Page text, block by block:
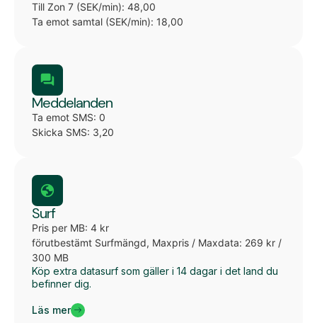
Till Zon 7 (SEK/min): 48,00
Ta emot samtal (SEK/min): 18,00
Meddelanden
Ta emot SMS: 0
Skicka SMS: 3,20
Surf
Pris per MB: 4 kr
förutbestämt Surfmängd, Maxpris / Maxdata: 269 kr /
300 MB
Köp extra datasurf som gäller i 14 dagar i det land du
befinner dig.
Läs mer